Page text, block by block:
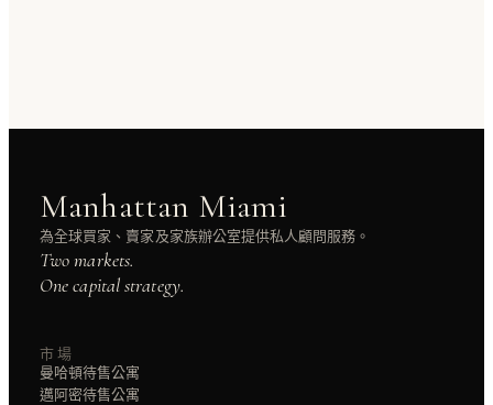
Manhattan Miami
為全球買家、賣家及家族辦公室提供私人顧問服務。
Two markets.
One capital strategy.
市場
曼哈頓待售公寓
邁阿密待售公寓